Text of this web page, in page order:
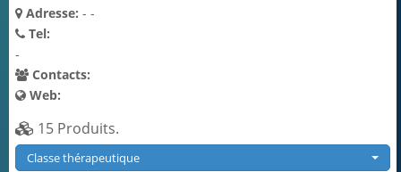
Adresse: - -
Tel:
-
Contacts:
Web:
15 Produits.
Classe thérapeutique